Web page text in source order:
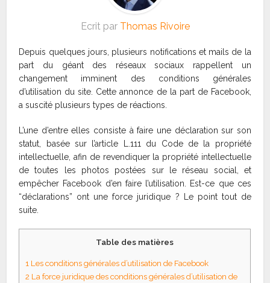
Ecrit par Thomas Rivoire
Depuis quelques jours, plusieurs notifications et mails de la
part du géant des réseaux sociaux rappellent un
changement imminent des conditions générales
d’utilisation du site. Cette annonce de la part de Facebook,
a suscité plusieurs types de réactions.
L’une d’entre elles consiste à faire une déclaration sur son
statut, basée sur l’article L.111 du Code de la propriété
intellectuelle, afin de revendiquer la propriété intellectuelle
de toutes les photos postées sur le réseau social, et
empêcher Facebook d’en faire l’utilisation. Est-ce que ces
“déclarations” ont une force juridique ? Le point tout de
suite.
Table des matières
1 Les conditions générales d’utilisation de Facebook
2 La force juridique des conditions générales d’utilisation de